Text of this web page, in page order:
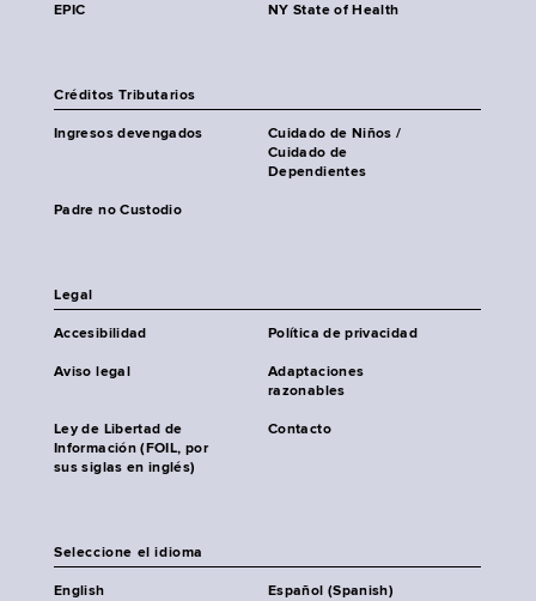
EPIC NY State of Health
Créditos Tributarios
Ingresos devengados
Cuidado de Niños /
Cuidado de
Dependientes
Padre no Custodio
Legal
Accesibilidad Política de privacidad
Aviso legal
Adaptaciones
razonables
Ley de Libertad de
Información (FOIL, por
sus siglas en inglés)
Contacto
Seleccione el idioma
English Español (Spanish)